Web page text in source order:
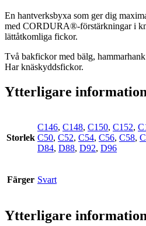
En hantverksbyxa som ger dig
med CORDURA®-förstärkningar i
lättåtkomliga fickor.
Två bakfickor med bälg,
Har knäskyddsfickor.
Ytterligare information
Storlek
C146, C148, C150, C152,
C50, C52, C54, C56, C58,
D84, D88, D92, D96
Färger Svart
Ytterligare